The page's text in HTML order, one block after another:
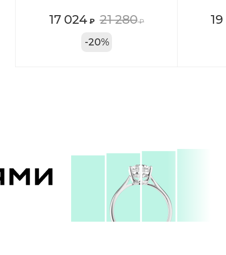
17 024₽ 21 280₽
-20%
ТРЦ «Московский
Проспект»